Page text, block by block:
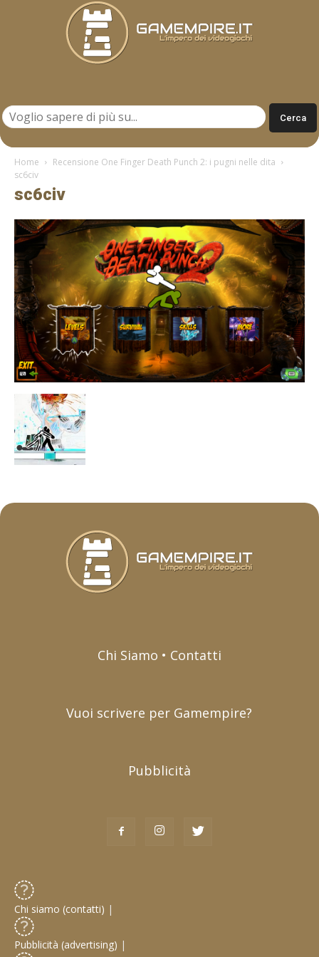
Home
Recensione One Finger Death Punch 2: i pugni nelle dita
sc6civ
sc6civ
Chi Siamo • Contatti
Vuoi scrivere per Gamempire?
Pubblicità
Chi siamo (contatti) |
Pubblicità (advertising) |